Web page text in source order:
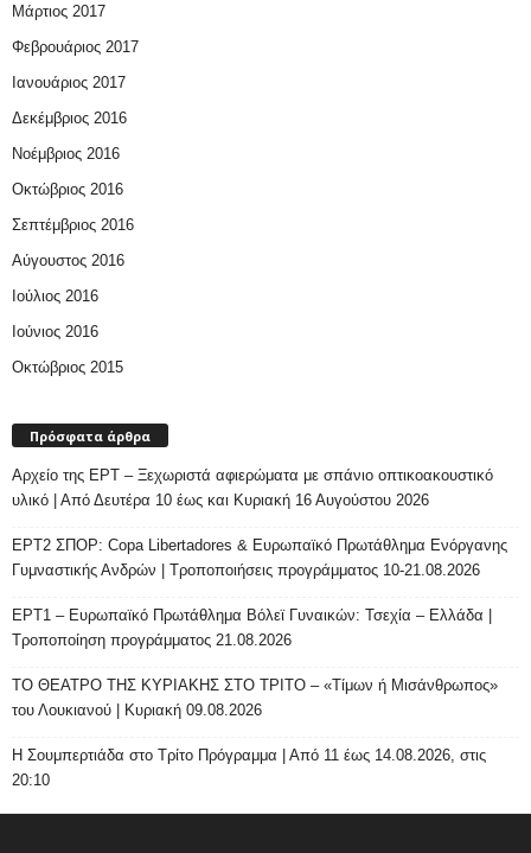
Μάρτιος 2017
Φεβρουάριος 2017
Ιανουάριος 2017
Δεκέμβριος 2016
Νοέμβριος 2016
Οκτώβριος 2016
Σεπτέμβριος 2016
Αύγουστος 2016
Ιούλιος 2016
Ιούνιος 2016
Οκτώβριος 2015
Πρόσφατα άρθρα
Αρχείο της ΕΡΤ – Ξεχωριστά αφιερώματα με σπάνιο οπτικοακουστικό
υλικό | Από Δευτέρα 10 έως και Κυριακή 16 Αυγούστου 2026
ΕΡΤ2 ΣΠΟΡ: Copa Libertadores & Ευρωπαϊκό Πρωτάθλημα Ενόργανης
Γυμναστικής Ανδρών | Τροποποιήσεις προγράμματος 10-21.08.2026
ΕΡΤ1 – Ευρωπαϊκό Πρωτάθλημα Βόλεϊ Γυναικών: Τσεχία – Ελλάδα |
Τροποποίηση προγράμματος 21.08.2026
ΤΟ ΘΕΑΤΡΟ ΤΗΣ ΚΥΡΙΑΚΗΣ ΣΤΟ ΤΡΙΤΟ – «Τίμων ή Μισάνθρωπος»
του Λουκιανού | Κυριακή 09.08.2026
H Σουμπερτιάδα στο Τρίτο Πρόγραμμα | Από 11 έως 14.08.2026, στις
20:10